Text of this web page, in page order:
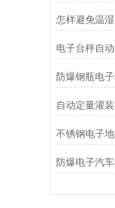
怎样避免温
电子台秤自
防爆钢瓶电
自动定量灌
防爆电子汽